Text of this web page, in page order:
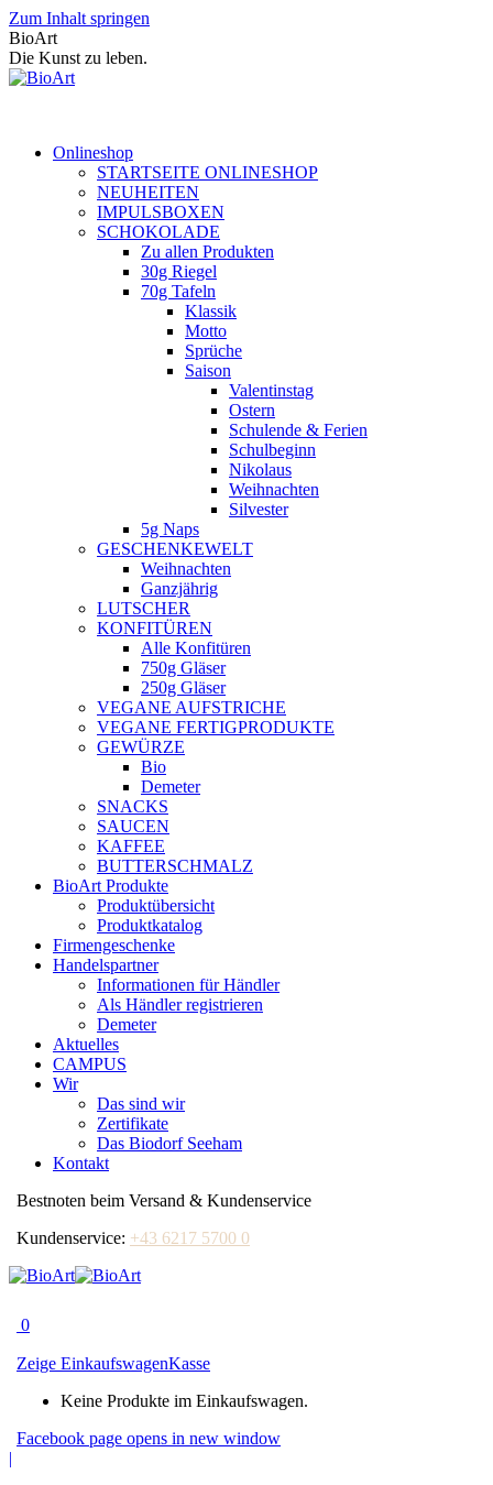
Zum Inhalt springen
BioArt
Die Kunst zu leben.
Onlineshop
STARTSEITE ONLINESHOP
NEUHEITEN
IMPULSBOXEN
SCHOKOLADE
Zu allen Produkten
30g Riegel
70g Tafeln
Klassik
Motto
Sprüche
Saison
Valentinstag
Ostern
Schulende & Ferien
Schulbeginn
Nikolaus
Weihnachten
Silvester
5g Naps
GESCHENKEWELT
Weihnachten
Ganzjährig
LUTSCHER
KONFITÜREN
Alle Konfitüren
750g Gläser
250g Gläser
VEGANE AUFSTRICHE
VEGANE FERTIGPRODUKTE
GEWÜRZE
Bio
Demeter
SNACKS
SAUCEN
KAFFEE
BUTTERSCHMALZ
BioArt Produkte
Produktübersicht
Produktkatalog
Firmengeschenke
Handelspartner
Informationen für Händler
Als Händler registrieren
Demeter
Aktuelles
CAMPUS
Wir
Das sind wir
Zertifikate
Das Biodorf Seeham
Kontakt
Bestnoten beim Versand & Kundenservice
Kundenservice: +43 6217 5700 0
0
Zeige EinkaufswagenKasse
Keine Produkte im Einkaufswagen.
Facebook page opens in new window
|